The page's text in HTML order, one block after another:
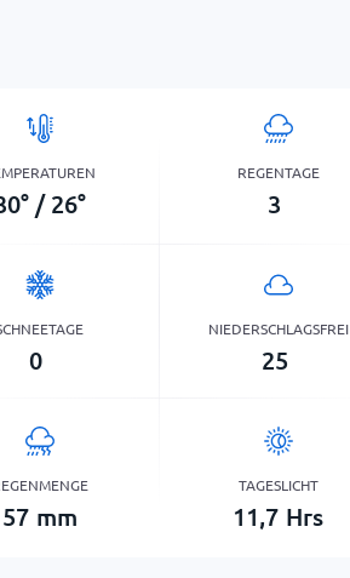
° / 26°
REGENTAGE
3
0
NIEDERSCHLAGSFREI
25
57 mm
TAGESLICHT
11,7 Hrs